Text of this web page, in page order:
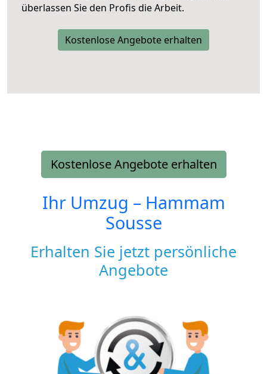
überlassen Sie den Profis die Arbeit.
Kostenlose Angebote erhalten
Kostenlose Angebote erhalten
Ihr Umzug – Hammam
Sousse
Erhalten Sie jetzt persönliche
Angebote